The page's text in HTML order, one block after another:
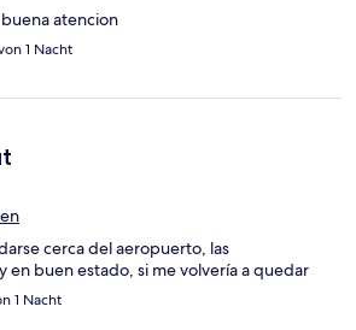
atencion
1 Nacht
cerca del aeropuerto, las
en buen estado, si me volvería a quedar
1 Nacht